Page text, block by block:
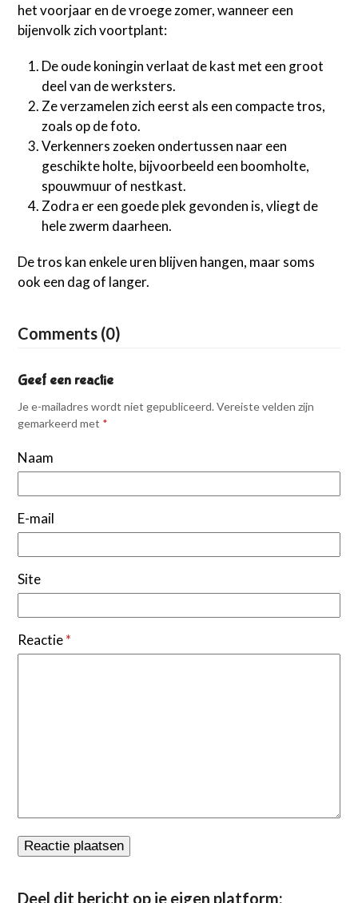
het voorjaar en de vroege zomer, wanneer een
bijenvolk zich voortplant:
De oude koningin verlaat de kast met een groot
deel van de werksters.
Ze verzamelen zich eerst als een compacte tros,
zoals op de foto.
Verkenners zoeken ondertussen naar een
geschikte holte, bijvoorbeeld een boomholte,
spouwmuur of nestkast.
Zodra er een goede plek gevonden is, vliegt de
hele zwerm daarheen.
De tros kan enkele uren blijven hangen, maar soms
ook een dag of langer.
Comments (0)
Geef een reactie
Je e-mailadres wordt niet gepubliceerd. Vereiste velden zijn
gemarkeerd met *
Naam
E-mail
Site
Reactie*
Deel dit bericht op je eigen platform: